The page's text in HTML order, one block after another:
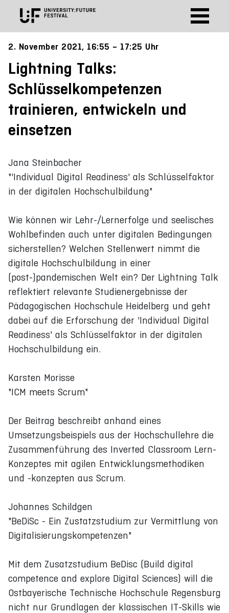
2. November 2021, 16:55 – 17:25 Uhr
Lightning Talks:
Schlüsselkompetenzen
trainieren, entwickeln und
einsetzen
Jana Steinbacher
"'Individual Digital Readiness' als Schlüsselfaktor
in der digitalen Hochschulbildung"
Wie können wir Lehr-/Lernerfolge und seelisches
Wohlbefinden auch unter digitalen Bedingungen
sicherstellen? Welchen Stellenwert nimmt die
digitale Hochschulbildung in einer
(post-)pandemischen Welt ein? Der Lightning Talk
reflektiert relevante Studienergebnisse der
Pädagogischen Hochschule Heidelberg und geht
dabei auf die Erforschung der 'Individual Digital
Readiness' als Schlüsselfaktor in der digitalen
Hochschulbildung ein.
Karsten Morisse
"ICM meets Scrum"
Der Beitrag beschreibt anhand eines
Umsetzungsbeispiels aus der Hochschullehre die
Zusammenführung des Inverted Classroom Lern-
Konzeptes mit agilen Entwicklungsmethodiken
und -konzepten aus Scrum.
Johannes Schildgen
"BeDiSc - Ein Zustatzstudium zur Vermittlung von
Digitalisierungskompetenzen"
Mit dem Zusatzstudium BeDisc (Build digital
competence and explore Digital Sciences) will die
Ostbayerische Technische Hochschule Regensburg
nicht nur Grundlagen der klassischen IT-Skills wie